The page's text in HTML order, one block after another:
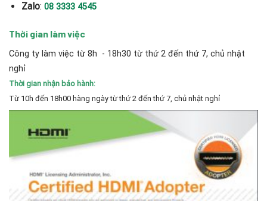
Zalo: 08 3333 4545
Thời gian làm việc
Công ty làm việc từ 8h - 18h30 từ thứ 2 đến thứ 7, chủ nhật
nghỉ
Thời gian nhận bảo hành:
Từ 10h đến 18h00 hàng ngày từ thứ 2 đến thứ 7, chủ nhật nghỉ